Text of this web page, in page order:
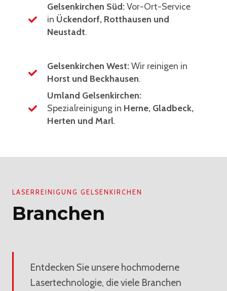
Gelsenkirchen Süd:Vor-Ort-Service
in Ückendorf, Rotthausen und
Neustadt.
Gelsenkirchen West:Wir reinigen in
Horst und Beckhausen.
Umland Gelsenkirchen:
Spezialreinigung in Herne, Gladbeck,
Herten und Marl.
LASERREINIGUNG GELSENKIRCHEN
Branchen
Entdecken Sie unsere hochmoderne
Lasertechnologie, die viele Branchen